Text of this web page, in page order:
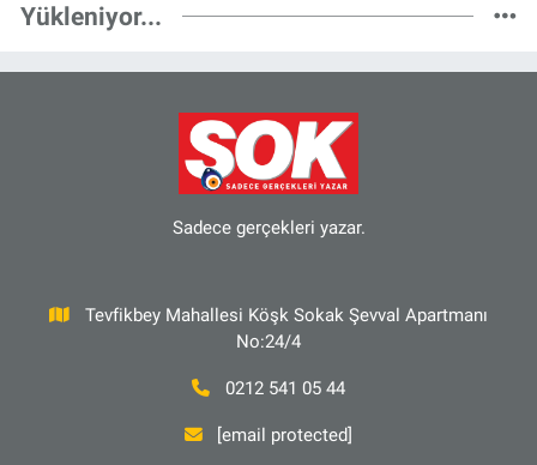
Yükleniyor...
Sadece gerçekleri yazar.
Tevfikbey Mahallesi Köşk Sokak Şevval Apartmanı
No:24/4
0212 541 05 44
[email protected]